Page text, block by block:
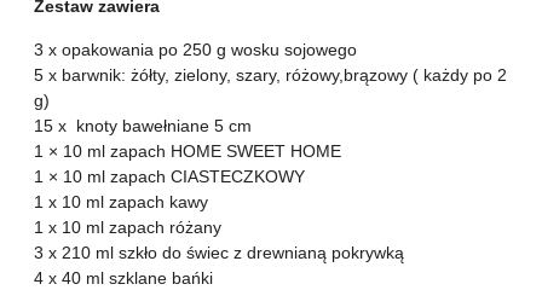
Zestaw zawiera
3 x opakowania po 250 g wosku sojowego
5 x barwnik: żółty, zielony, szary, różowy,brązowy ( każdy po 2
g)
15 x knoty bawełniane 5 cm
1 × 10 ml zapach HOME SWEET HOME
1 × 10 ml zapach CIASTECZKOWY
1 x 10 ml zapach kawy
1 x 10 ml zapach różany
3 x 210 ml szkło do świec z drewnianą pokrywką
4 x 40 ml szklane bańki